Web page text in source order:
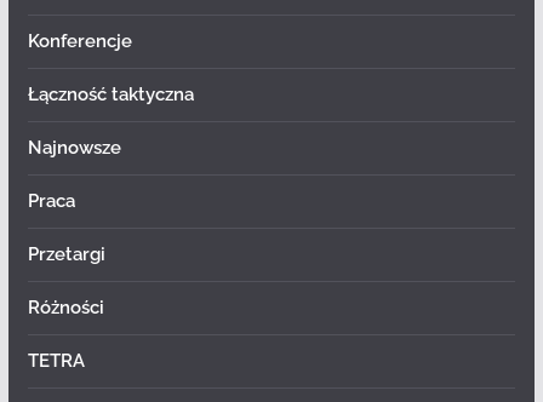
Konferencje
Łączność taktyczna
Najnowsze
Praca
Przetargi
Różności
TETRA